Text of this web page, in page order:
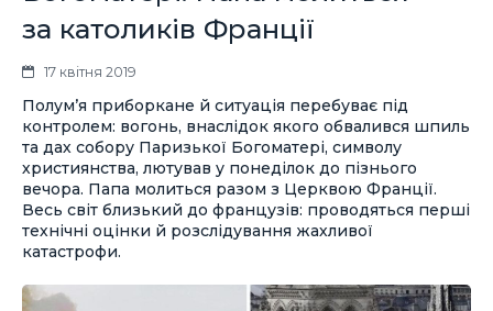
за католиків Франції
17 квітня 2019
Полум’я приборкане й ситуація перебуває під
контролем: вогонь, внаслідок якого обвалився шпиль
та дах собору Паризької Богоматері, символу
християнства, лютував у понеділок до пізнього
вечора. Папа молиться разом з Церквою Франції.
Весь світ близький до французів: проводяться перші
технічні оцінки й розслідування жахливої
катастрофи.